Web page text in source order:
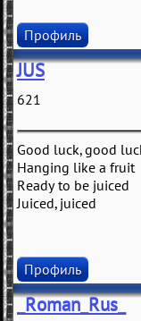
Профиль
JUS
621
Good luck, good
Hanging like a fruit
Ready to be juiced
Juiced, juiced
Профиль
_Roman_Rus_